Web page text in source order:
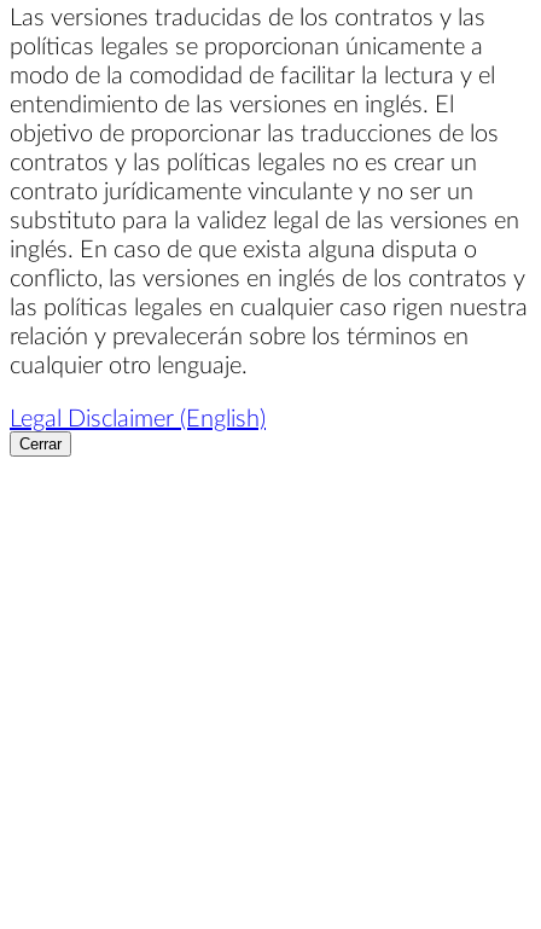
Las versiones traducidas de los contratos y las
políticas legales se proporcionan únicamente a
modo de la comodidad de facilitar la lectura y el
entendimiento de las versiones en inglés. El
objetivo de proporcionar las traducciones de los
contratos y las políticas legales no es crear un
contrato jurídicamente vinculante y no ser un
substituto para la validez legal de las versiones en
inglés. En caso de que exista alguna disputa o
conflicto, las versiones en inglés de los contratos y
las políticas legales en cualquier caso rigen nuestra
relación y prevalecerán sobre los términos en
cualquier otro lenguaje.
Legal Disclaimer (English)
Cerrar